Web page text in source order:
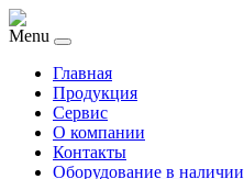
Menu
Главная
Продукция
Сервис
О компании
Контакты
Оборудование в наличии